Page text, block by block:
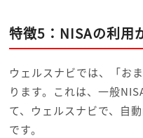
特徴5：NISAの利用
ウェルスナビでは、「お
ります。これは、一般
て、ウェルスナビで、自
です。